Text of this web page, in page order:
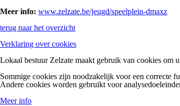
Meer info: www.zelzate.be/jeugd/speelplein-dmaxz
terug naar het overzicht
Verklaring over cookies
Lokaal bestuur Zelzate maakt gebruik van cookies om
Sommige cookies zijn noodzakelijk voor een correcte
Andere cookies worden gebruikt voor
Meer info